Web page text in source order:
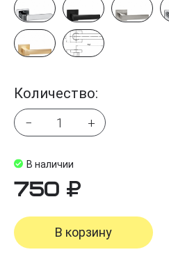
Количество:
− +
В наличии
750
В корзину